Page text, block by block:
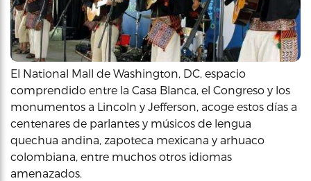
El National Mall de Washington, DC, espacio
comprendido entre la Casa Blanca, el Congreso y los
monumentos a Lincoln y Jefferson, acoge estos días a
centenares de parlantes y músicos de lengua
quechua andina, zapoteca mexicana y arhuaco
colombiana, entre muchos otros idiomas
amenazados.